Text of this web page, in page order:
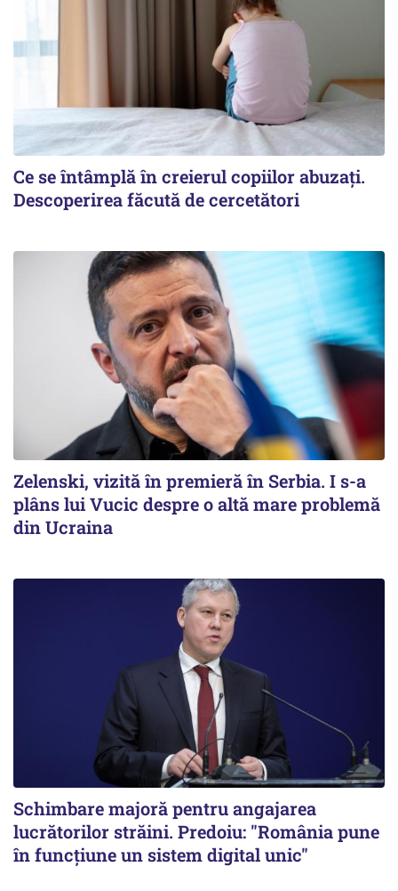
Ce se întâmplă în creierul copiilor abuzați.
Descoperirea făcută de cercetători
Zelenski, vizită în premieră în Serbia. I s-a
plâns lui Vucic despre o altă mare problemă
din Ucraina
Schimbare majoră pentru angajarea
lucrătorilor străini. Predoiu: "România pune
în funcțiune un sistem digital unic"